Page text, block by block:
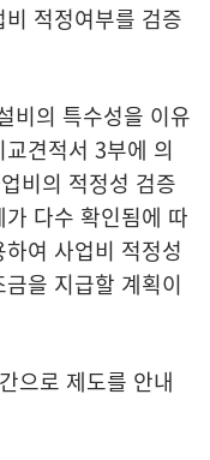
적정여부를 검증
비의 특수성을 이유
견적서 3부에 의
비의 적정성 검증
다수 확인됨에 따
여 사업비 적정성
을 지급할 계획이
으로 제도를 안내